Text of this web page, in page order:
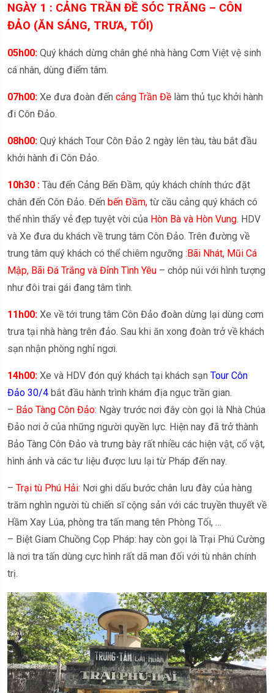
NGÀY 1 : CẢNG TRẦN ĐỀ SÓC TRĂNG – CÔN
ĐẢO (ĂN SÁNG, TRƯA, TỐI)
05h00: Quý khách dừng chân ghé nhà hàng Cơm Việt vệ sinh
cá nhân, dùng điểm tâm.
07h00: Xe đưa đoàn đến cảng Trần Đề làm thủ tục khởi hành
đi Côn Đảo.
08h00: Quý khách Tour Côn Đảo 2 ngày lên tàu, tàu bắt đầu
khởi hành đi Côn Đảo.
10h30 : Tàu đến Cảng Bến Đầm, qúy khách chính thức đặt
chân đến Côn Đảo. Đến bến Đầm, từ cầu cảng quý khách có
thể nhìn thấy vẻ đẹp tuyệt vời của Hòn Bà và Hòn Vung. HDV
và Xe đưa du khách về trung tâm Côn Đảo. Trên đường về
trung tâm quý khách có thể chiêm ngưỡng :Bãi Nhát, Mũi Cá
Mập, Bãi Đá Trắng và Đỉnh Tình Yêu – chóp núi với hình tượng
như đôi trai gái đang tâm tình.
11h00: Xe về tới trung tâm Côn Đảo đoàn dừng lại dùng cơm
trưa tại nhà hàng trên đảo. Sau khi ăn xong đoàn trở về khách
sạn nhận phòng nghỉ ngơi.
14h00: Xe và HDV đón quý khách tại khách sạn Tour Côn
Đảo 30/4 bắt đầu hành trình khám địa ngục trần gian.
– Bảo Tàng Côn Đảo: Ngày trước nơi đây còn gọi là Nhà Chúa
Đảo nơi ở của những người quyền lực. Hiện nay đã trở thành
Bảo Tàng Côn Đảo và trưng bày rất nhiều các hiện vật, cổ vật,
hình ảnh và các tư liệu được lưu lại từ Pháp đến nay.
– Trại tù Phú Hải: Nơi ghi dấu bước chân lưu đày của hàng
trăm nghìn người tù chiến sĩ cộng sản với các truyền thuyết về
Hầm Xay Lúa, phòng tra tấn mang tên Phòng Tối, …
– Biệt Giam Chuồng Cọp Pháp: hay còn gọi là Trại Phú Cường
là nơi tra tấn dùng cực hình rất dã man đối với tù nhân chính
trị.